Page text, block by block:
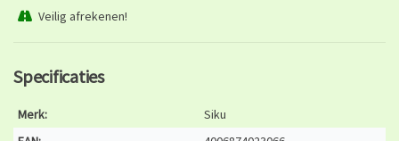
Veilig afrekenen!
Specificaties
Merk:
Siku